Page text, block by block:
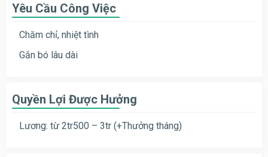
Yêu Cầu Công Việc
Chăm chỉ, nhiệt tình
Gắn bó lâu dài
Quyền Lợi Được Hưởng
Lương: từ 2tr500 – 3tr (+Thưởng tháng)